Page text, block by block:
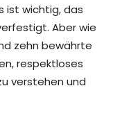
ist wichtig, das
Aber wie
zehn bewährte
respektloses
verstehen und